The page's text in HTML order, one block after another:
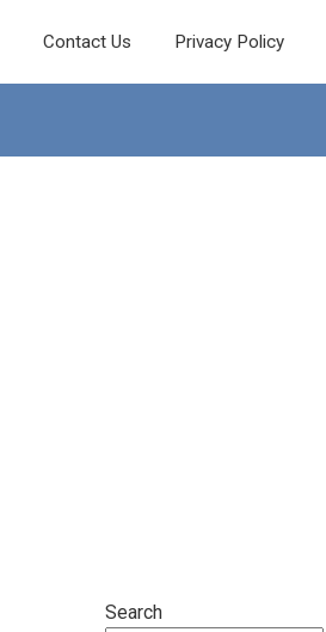
Contact Us Privacy Policy
Search